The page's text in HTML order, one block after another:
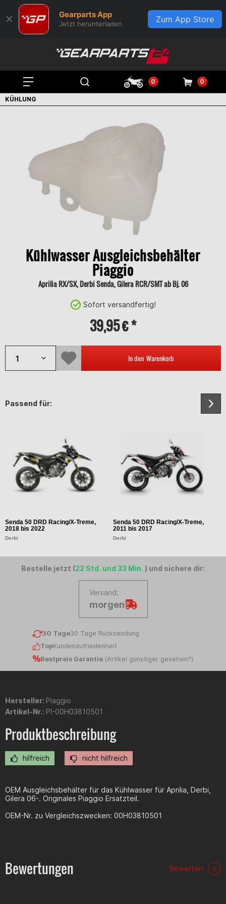
✕ Gearparts App
Jetzt herunterladen Zum App Store
0 0
KÜHLUNG
Kühlwasser Ausgleichsbehälter
Piaggio
Aprilia RX/SX, Derbi Senda, Gilera RCR/SMT ab Bj. 06
Sofort versandfertig!
39,95 € *
In den Warenkorb
Passend für:
Senda 50 DRD Racing/X-Treme,
2018 bis 2022
Derbi
Senda 50 DRD Racing/X-Treme,
2011 bis 2017
Derbi
Bestelle jetzt (22 Std. und 33 Min. ) und sichere dir:
Versand:
morgen
30 Tage30 Tage Rücksendung
TopKundenzufriedenheit
Bestpreis Garantie (Artikel günstiger gesehen?)
Hersteller: Piaggio
Artikel-Nr.: PI-00H03810501
Produktbeschreibung
hilfreich nicht hilfreich
OEM Ausgleichsbehälter für das Kühlwasser für Aprilia, Derbi,
Gilera 06-. Originales Piaggio Ersatzteil.
OEM-Nr. zu Vergleichszwecken: 00H03810501
Bewertungen Bewerten